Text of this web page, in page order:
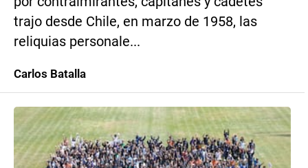
trajo desde Chile, en marzo de 1958, las
reliquias personale...
Carlos Batalla